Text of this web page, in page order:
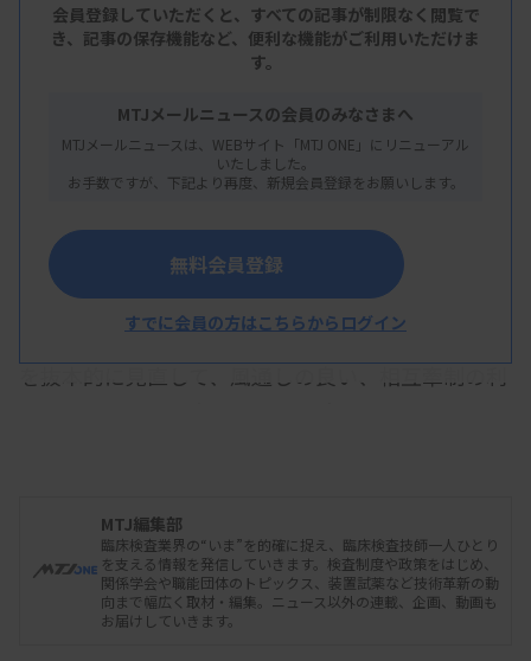
ではなく、大学直轄にする案が浮上しており、藤井
総長は「大学付属病院になる可能性もある」と述べ
医学部・病院では2025年11月、松原全宏准教授が
収賄容疑で逮捕されている。さらに今月24日には、
一連の不祥事を調べる中で、問題点の一つとして、
医学部・病院の組織風土の問題が浮かび上がったと
いう。藤井総長は「閉鎖的とも指摘される組織風土
を抜本的に見直して、風通しの良い、相互牽制の利
医学部の下に病院がある。このため、本部が病院の
在り方をチェックする場合、「基本的には医学部を
通してアクセスする」（藤井総長）ことになる。
会員登録していただくと、すべての記事が制限なく閲覧で
き、 記事の保存機能など、便利な機能がご利用いただけま
す。
MTJメールニュースの会員のみなさまへ
MTJメールニュースは、WEBサイト「MTJ ONE」にリニューアル
いたしました。
お手数ですが、下記より再度、新規会員登録をお願いします。
無料会員登録
すでに会員の方はこちらからログイン
MTJ編集部
臨床検査業界の“いま”を的確に捉え、臨床検査技師一人ひとり
を支える情報を発信していきます。検査制度や政策をはじめ、
関係学会や職能団体のトピックス、装置試薬など技術革新の動
向まで幅広く取材・編集。ニュース以外の連載、企画、動画も
お届けしていきます。